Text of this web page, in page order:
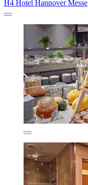
H4 Hotel Hannover Messe